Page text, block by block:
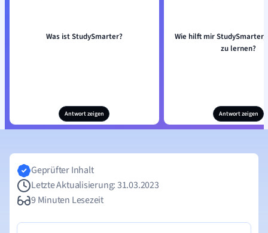
Was ist StudySmarter?
Antwort zeigen
Wie hilft mir
zu lernen?
Antwort zeigen
Geprüfter Inhalt
Letzte Aktualisierung: 31.03.2023
9 Minuten Lesezeit